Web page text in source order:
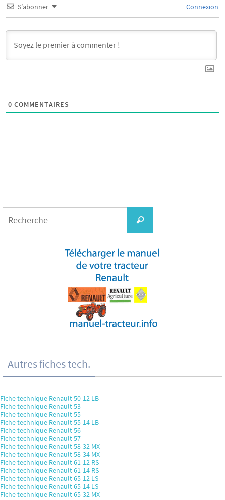
S’abonner Connexion
0 COMMENTAIRES
Recherche
Autres fiches tech.
Fiche technique Renault 50-12 LB
Fiche technique Renault 53
Fiche technique Renault 55
Fiche technique Renault 55-14 LB
Fiche technique Renault 56
Fiche technique Renault 57
Fiche technique Renault 58-32 MX
Fiche technique Renault 58-34 MX
Fiche technique Renault 61-12 RS
Fiche technique Renault 61-14 RS
Fiche technique Renault 65-12 LS
Fiche technique Renault 65-14 LS
Fiche technique Renault 65-32 MX